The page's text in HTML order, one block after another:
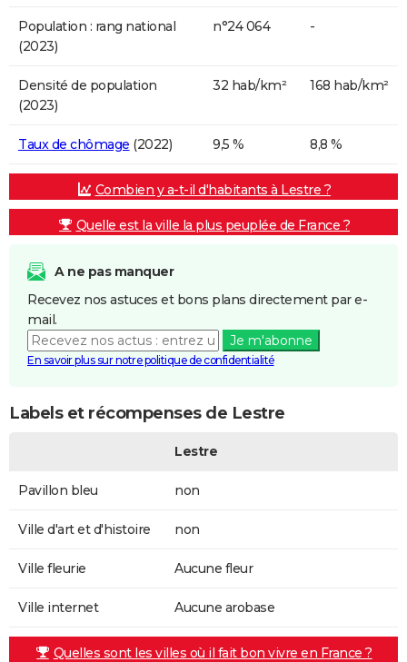
Population : rang national
(2023)
n°24 064 -
Densité de population
(2023)
32 hab/km² 168 hab/km²
Taux de chômage (2022) 9,5 % 8,8 %
Combien y a-t-il d'habitants à Lestre ?
Quelle est la ville la plus peuplée de France ?
A ne pas manquer
Recevez nos astuces et bons plans directement par e-
mail.
Je m'abonne
En savoir plus sur notre politique de confidentialité
Labels et récompenses de Lestre
Lestre
Pavillon bleu non
Ville d'art et d'histoire non
Ville fleurie Aucune fleur
Ville internet Aucune arobase
Quelles sont les villes où il fait bon vivre en France ?